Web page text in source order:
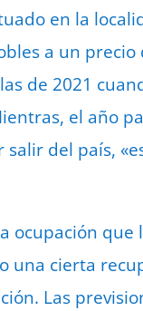
en la
a un
de 2021
el año
del país,
que
una cierta
Las